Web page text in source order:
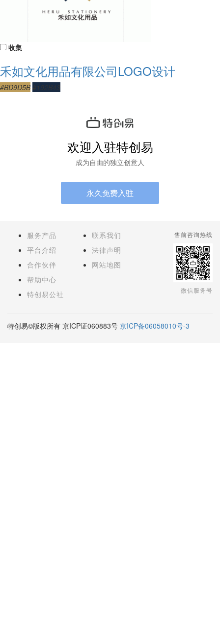
收集
禾如文化用品有限公司LOGO设计
#BD9D5B #192B43
欢迎入驻特创易
成为自由的独立创意人
永久免费入驻
服务产品
平台介绍
合作伙伴
帮助中心
特创易公社
联系我们
法律声明
网站地图
售前咨询热线
微信服务号
特创易©版权所有 京ICP证060883号 京ICP备06058010号-3